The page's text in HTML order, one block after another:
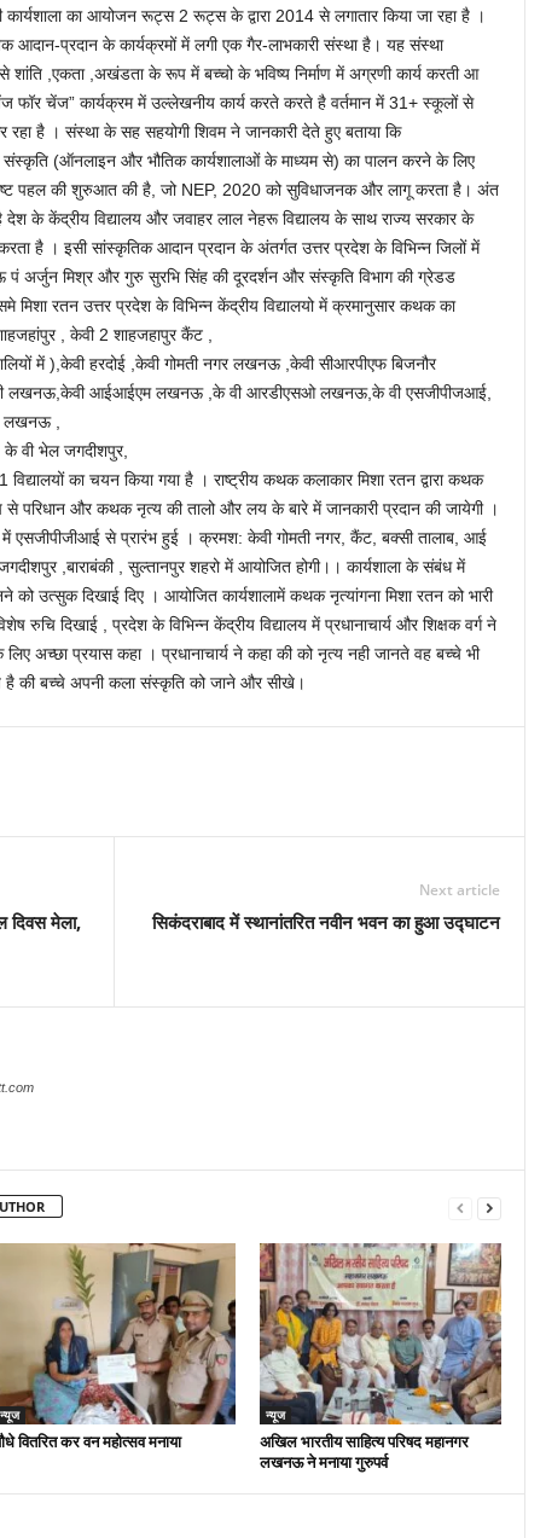
कार्यशाला का आयोजन रूट्स 2 रूट्स के द्वारा 2014 से लगातार किया जा रहा है ।
प्रदान के कार्यक्रमों में लगी एक गैर-लाभकारी संस्था है। यह संस्था
शांति ,एकता ,अखंडता के रूप में बच्चो के भविष्य निर्माण में अग्रणी कार्य करती आ
फॉर चेंज” कार्यक्रम में उल्लेखनीय कार्य करते करते है वर्तमान में 31+ स्कूलों से
है । संस्था के सह सहयोगी शिवम ने जानकारी देते हुए बताया कि
(ऑनलाइन और भौतिक कार्यशालाओं के माध्यम से) का पालन करने के लिए
पहल की शुरुआत की है, जो NEP, 2020 को सुविधाजनक और लागू करता है। अंत
के केंद्रीय विद्यालय और जवाहर लाल नेहरू विद्यालय के साथ राज्य सरकार के
है । इसी सांस्कृतिक आदान प्रदान के अंतर्गत उत्तर प्रदेश के विभिन्न जिलों में
अर्जुन मिश्र और गुरु सुरभि सिंह की दूरदर्शन और संस्कृति विभाग की ग्रेडड
मिशा रतन उत्तर प्रदेश के विभिन्न केंद्रीय विद्यालयो में क्रमानुसार कथक का
, केवी 2 शाहजहापुर कैंट ,
में ),केवी हरदोई ,केवी गोमती नगर लखनऊ ,केवी सीआरपीएफ बिजनौर
लखनऊ,केवी आईआईएम लखनऊ ,के वी आरडीएसओ लखनऊ,के वी एसजीपीजआई,
लखनऊ ,
के वी भेल जगदीशपुर,
का चयन किया गया है । राष्ट्रीय कथक कलाकार मिशा रतन द्वारा कथक
से परिधान और कथक नृत्य की तालो और लय के बारे में जानकारी प्रदान की जायेगी ।
से प्रारंभ हुई । क्रमश: केवी गोमती नगर, कैंट, बक्सी तालाब, आई
,बाराबंकी , सुल्तानपुर शहरो में आयोजित होगी।। कार्यशाला के संबंध में
उत्सुक दिखाई दिए । आयोजित कार्यशालामें कथक नृत्यांगना मिशा रतन को भारी
रुचि दिखाई , प्रदेश के विभिन्न केंद्रीय विद्यालय में प्रधानाचार्य और शिक्षक वर्ग ने
अच्छा प्रयास कहा । प्रधानाचार्य ने कहा की को नृत्य नही जानते वह बच्चे भी
है की बच्चे अपनी कला संस्कृति को जाने और सीखे।
दिवस मेला,
Next article
सिकंदराबाद में स्थानांतरित नवीन भवन का हुआ उद्घाटन
न्यूज
वितरित कर वन महोत्सव मनाया
न्यूज
अखिल भारतीय साहित्य परिषद महानगर
लखनऊ ने मनाया गुरुपर्व